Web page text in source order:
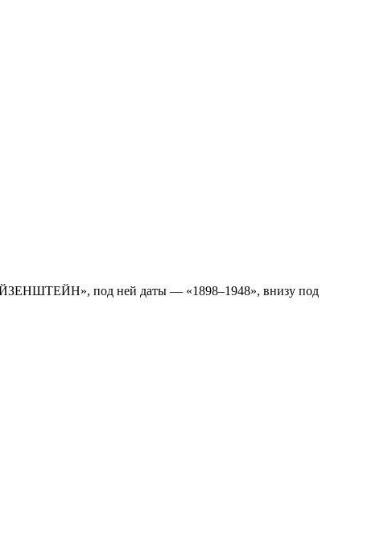
под ней даты — «1898–1948», внизу под